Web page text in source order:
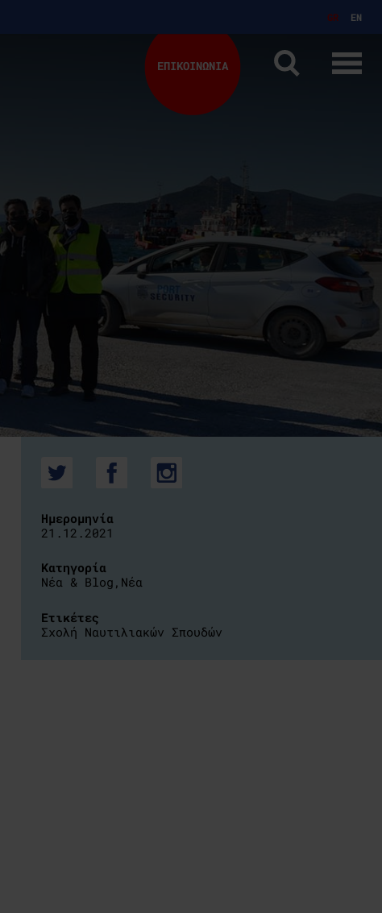
GR EN
ΕΠΙΚΟΙΝΩΝΙΑ
Ημερομηνία
21.12.2021
Κατηγορία
Νέα & Blog , Νέα
Ετικέτες
Σχολή Ναυτιλιακών Σπουδών